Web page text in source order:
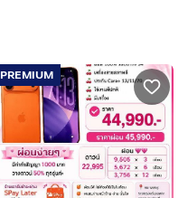
PREMIUM